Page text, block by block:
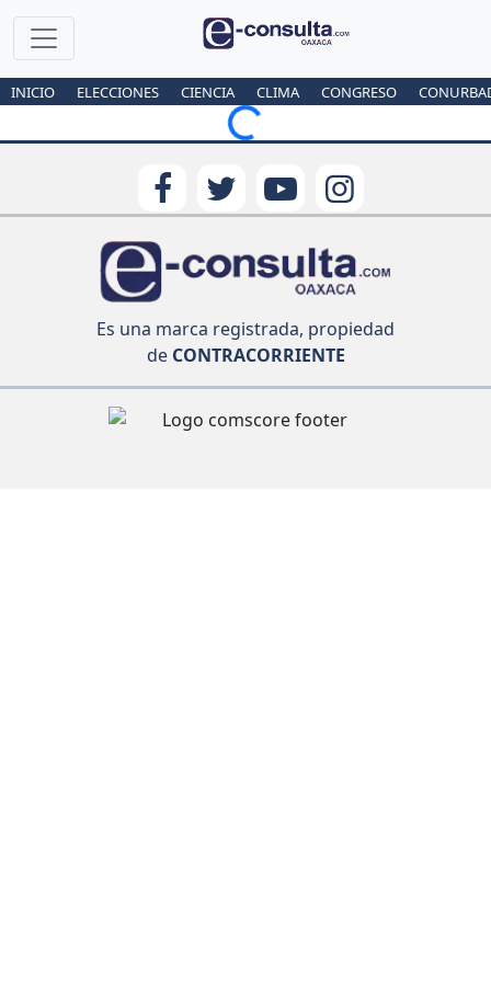
INICIO ELECCIONES CIENCIA CLIMA CONGRESO
Loading...
Es una marca registrada, propiedad
deCONTRACORRIENTE